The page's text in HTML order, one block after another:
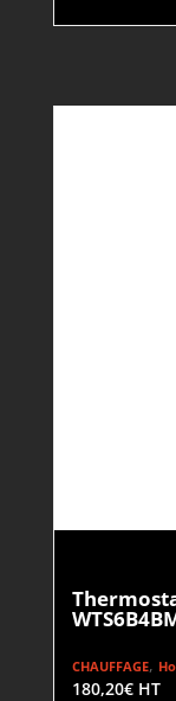
CHAUFFAGE,
180,20€ HT